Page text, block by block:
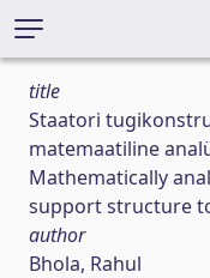
title
Staatori
matemaatiline
Mathematically
support structure
author
Bhola, Rahul